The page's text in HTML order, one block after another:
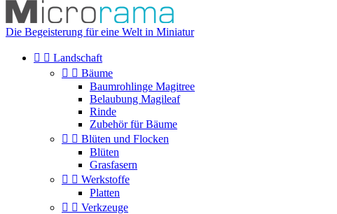
Die Begeisterung für eine Welt in Miniatur
  Landschaft
  Bäume
Baumrohlinge Magitree
Belaubung Magileaf
Rinde
Zubehör für Bäume
  Blüten und Flocken
Blüten
Grasfasern
  Werkstoffe
Platten
  Verkzeuge